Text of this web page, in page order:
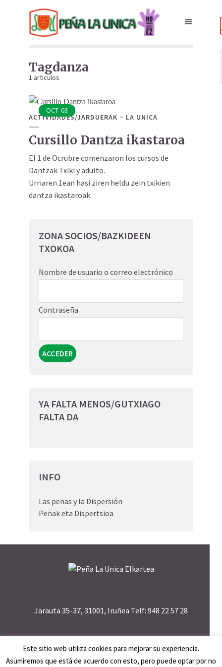
Tagdanza
1 articulos
OCT 03
ACTIVIDADES/JARDUERAK LA UNICA
Cursillo Dantza ikastaroa
El 1 de Ocrubre comenzaron los cursos de
Dantzak Txiki y adulto.
Urriaren 1ean hasi ziren heldu zein txikien
dantza ikastaroak.
ZONA SOCIOS/BAZKIDEEN
TXOKOA
Nombre de usuario o correo electrónico
Contraseña
YA FALTA MENOS/GUTXIAGO
FALTA DA
INFO
Las peñas y la Dispersión
Peñak eta Dispertsioa
Jarauta 35-37, 31001, Iruñea Telf: 948 22 57 28
Creado porAldaba·Política de Privacidad·Aviso Legal·
Este sitio web utiliza cookies para mejorar su experiencia.
Asumiremos que está de acuerdo con esto, pero puede optar por no